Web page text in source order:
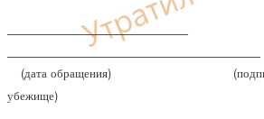
____________________________
(дата обращения)
убежище)